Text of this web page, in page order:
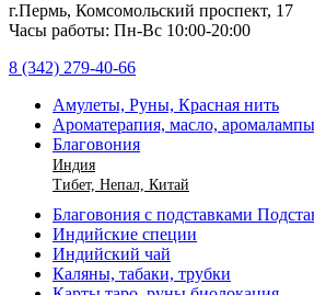
г.Пермь, Комсомольский проспект, 17
Часы работы: Пн-Вс 10:00-20:00
8 (342) 279-40-66
Амулеты, Руны, Красная нить
Ароматерапия, масло,
Благовония
Индия
Тибет, Непал, Китай
Благовония с подставками
Индийские специи
Индийский чай
Каляны, табаки, трубки